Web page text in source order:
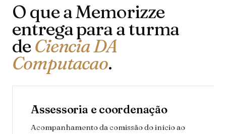
O que a Memorizze
entrega para a turma
deCiencia DA
Computacao.
Assessoria e coordenação
Acompanhamento da comissão do início ao